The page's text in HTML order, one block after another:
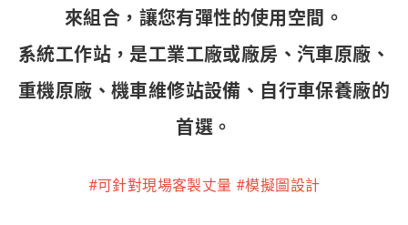
來組合，讓您有彈性的使用空間。
系統工作站，是工業工廠或廠房、汽車原廠、
重機原廠、機車維修站設備、自行車保養廠的
首選。
#可針對現場客製丈量 #模擬圖設計